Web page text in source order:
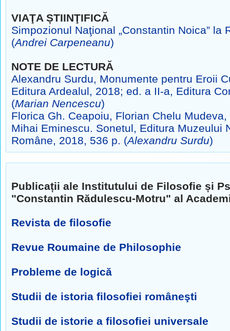
VIAŢA ȘTIINŢIFICĂ
Simpozionul Naţional „Constantin Noica” la
(Andrei Carpeneanu)
NOTE DE LECTURĂ
Alexandru Surdu, Monumente pentru Eroii
Editura Ardealul, 2018; ed. a II-a, Editura
(Marian Nencescu)
Florica Gh. Ceapoiu, Florian Chelu
Mihai Eminescu. Sonetul, Editura Muzeului
Române, 2018, 536 p. (Alexandru Surdu)
Publicații ale Institutului de Filosofie și
"Constantin Rădulescu-Motru" al
Revista de filosofie
Revue Roumaine de Philosophie
Probleme de logică
Studii de istoria filosofiei româneşti
Studii de istorie a filosofiei universale